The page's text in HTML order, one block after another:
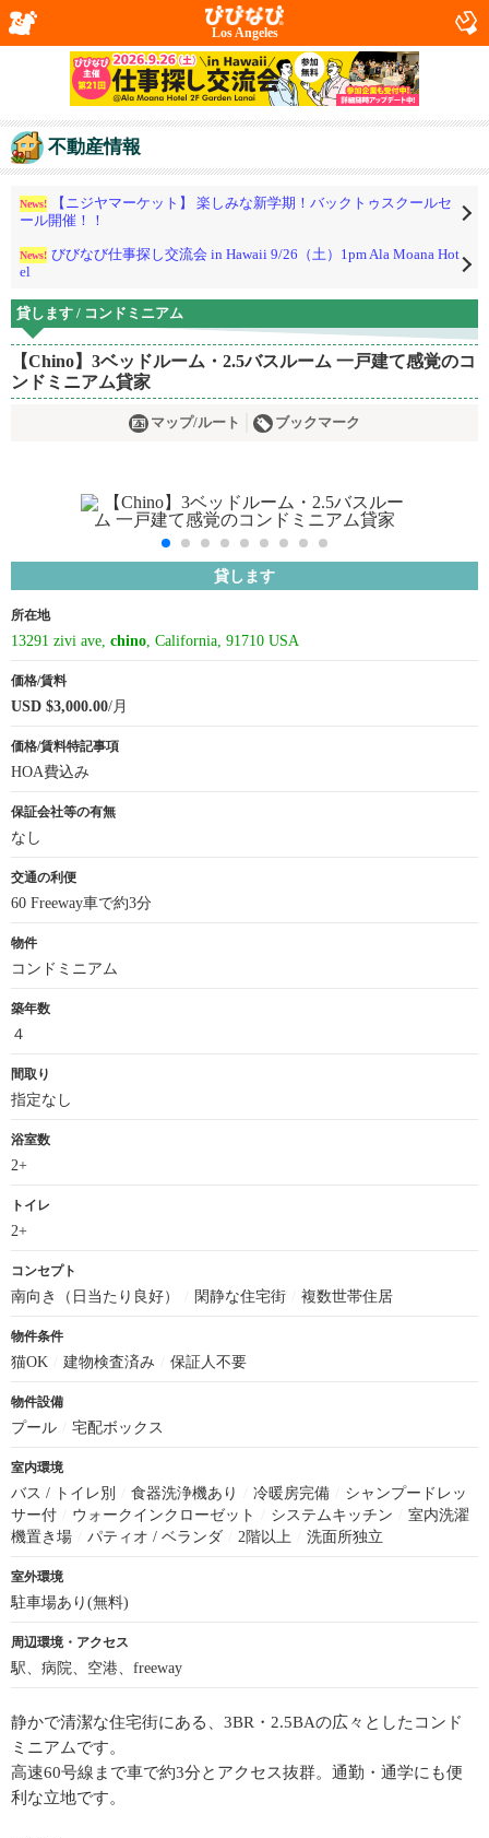
Los Angeles
不動産情報
News!
【ニジヤマーケット】 楽しみな新学期！バックトゥスクールセ
ール開催！！
News! びびなび仕事探し交流会 in Hawaii 9/26（土）1pm Ala Moana Hot
el
貸します / コンドミニアム
【Chino】3ベッドルーム・2.5バスルーム 一戸建て感覚のコ
ンドミニアム貸家
マップ/ルート ブックマーク
貸します
所在地
13291 zivi ave, chino , California, 91710 USA
価格/賃料
USD $3,000.00/月
価格/賃料特記事項
HOA費込み
保証会社等の有無
なし
交通の利便
60 Freeway車で約3分
物件
コンドミニアム
築年数
４
間取り
指定なし
浴室数
2+
トイレ
2+
コンセプト
南向き（日当たり良好） 閑静な住宅街 複数世帯住居
物件条件
猫OK 建物検査済み 保証人不要
物件設備
プール 宅配ボックス
室内環境
バス / トイレ別 食器洗浄機あり 冷暖房完備
シャンプードレッ
サー付
ウォークインクローゼット システムキッチン
室内洗濯
機置き場
パティオ / ベランダ 2階以上 洗面所独立
室外環境
駐車場あり(無料)
周辺環境・アクセス
駅、病院、空港、freeway
静かで清潔な住宅街にある、3BR・2.5BAの広々としたコンド
ミニアムです。
高速60号線まで車で約3分とアクセス抜群。通勤・通学にも便
利な立地です。